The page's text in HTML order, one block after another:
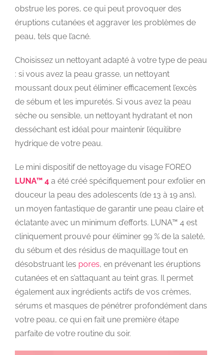
obstrue les pores, ce qui peut provoquer des
éruptions cutanées et aggraver les problèmes de
peau, tels que l’acné.
Choisissez un nettoyant adapté à votre type de peau
: si vous avez la peau grasse, un nettoyant
moussant doux peut éliminer efficacement l’excès
de sébum et les impuretés. Si vous avez la peau
sèche ou sensible, un nettoyant hydratant et non
desséchant est idéal pour maintenir l’équilibre
hydrique de votre peau.
Le mini dispositif de nettoyage du visage FOREO
LUNA™ 4 a été créé spécifiquement pour exfolier en
douceur la peau des adolescents (de 13 à 19 ans),
un moyen fantastique de garantir une peau claire et
éclatante avec un minimum d’efforts. LUNA™ 4 est
cliniquement prouvé pour éliminer 99 % de la saleté,
du sébum et des résidus de maquillage tout en
désobstruant les pores, en prévenant les éruptions
cutanées et en s’attaquant au teint gras. Il permet
également aux ingrédients actifs de vos crèmes,
sérums et masques de pénétrer profondément dans
votre peau, ce qui en fait une première étape
parfaite de votre routine du soir.